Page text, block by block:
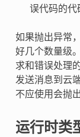
误代码的代
如果抛出异常
好几个数量级
求和错误处理
发送消息到云
不应使用会抛
运行时类